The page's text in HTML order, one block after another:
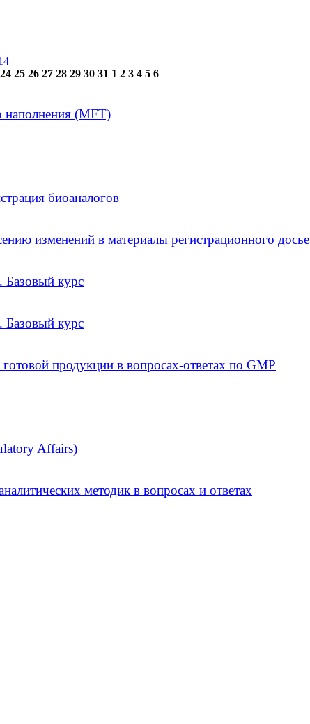
24 25 26 27 28 29 30 31 1 2 3 4 5 6
наполнения (MFT)
биоаналогов
изменений в материалы регистрационного досье
Базовый курс
Базовый курс
продукции в вопросах-ответах по GMP
Affairs)
методик в вопросах и ответах